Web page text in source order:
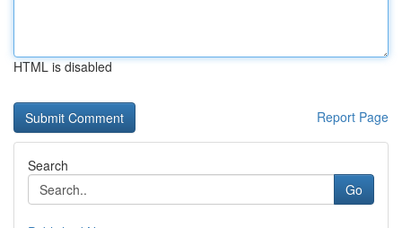
HTML is disabled
Report Page
Search
Go